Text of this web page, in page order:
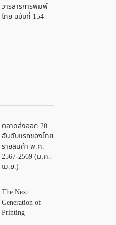
วารสารการพิมพ์
ไทย ฉบับที่ 154
ตลาดส่งออก 20
อันดับแรกของไทย
รายสินค้า พ.ศ.
2567-2569 (ม.ค.-
เม.ย.)
The Next
Generation of
Printing